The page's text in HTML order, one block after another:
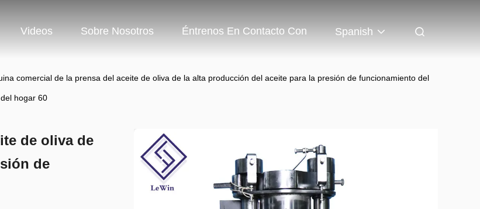
Videos Sobre Nosotros Éntrenos En Contacto Con Spanish
comercial de la prensa del aceite de oliva de la alta producción del aceite para la presión de funcionamiento del
hogar 60
de oliva de
de